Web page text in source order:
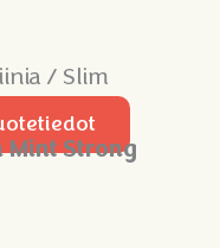
/ Slim
Mint Strong